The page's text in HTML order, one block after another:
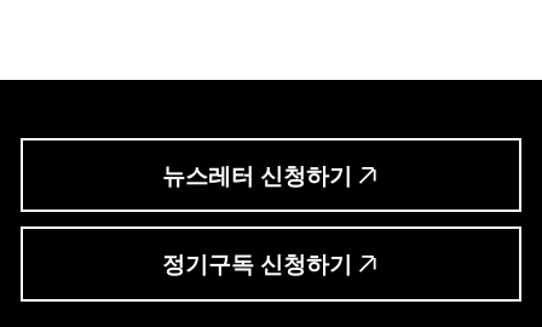
뉴스레터 신청하기
정기구독 신청하기